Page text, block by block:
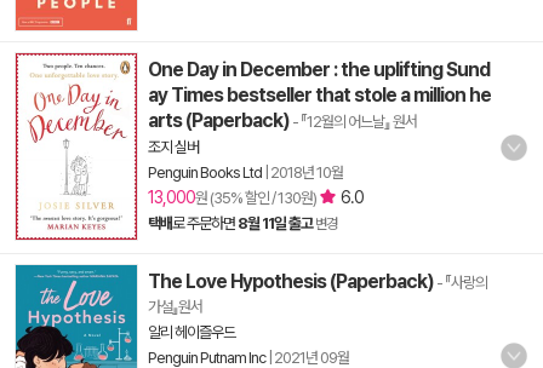
One Day in December : the uplifting Sund
ay Times bestseller that stole a million he
arts (Paperback) - 『12월의 어느날』 원서
조지 실버
Penguin Books Ltd 2018년 10월
13,000원 (35% 할인 / 130원) 6.0
택배로 주문하면 8월 11일 출고 변경
The Love Hypothesis (Paperback) - 『사랑의
가설』원서
알리 헤이즐우드
Penguin Putnam Inc| 2021년 09월